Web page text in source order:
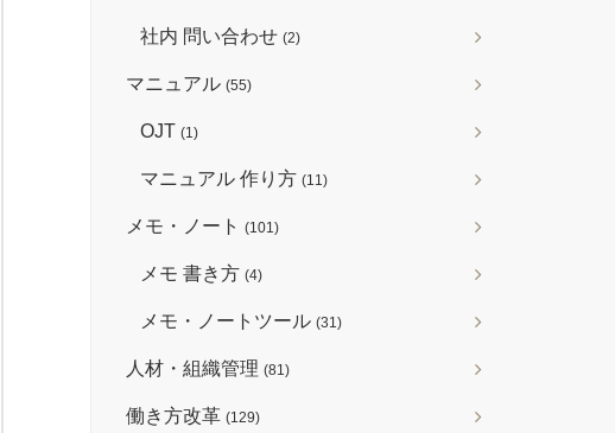
社内 問い合わせ (2)
マニュアル (55)
OJT (1)
マニュアル 作り方 (11)
メモ・ノート (101)
メモ 書き方 (4)
メモ・ノートツール (31)
人材・組織管理 (81)
働き方改革 (129)